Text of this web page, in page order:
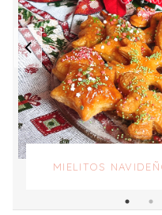
MIELITOS